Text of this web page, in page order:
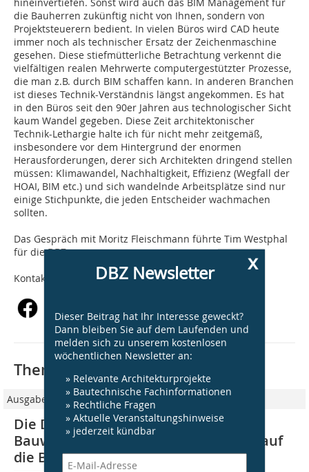
hineinvertiefen. Sonst wird auch das BIM Management für
die Bauherren zukünftig nicht von Ihnen, sondern von
Projektsteuerern bedient. In vielen Büros wird CAD heute
immer noch als technischer Ersatz der Zeichenmaschine
gesehen. Diese stiefmütterliche Betrachtung verkennt die
vielfältigen realen Mehrwerte computergestützter Prozesse,
die man z.B. durch BIM schaffen kann. In anderen Branchen
ist dieses Technik-Verständnis längst angekommen. Es hat
in den Büros seit den 90er Jahren aus technologischer Sicht
kaum Wandel gegeben. Diese Zeit architektonischer
Technik-Lethargie halte ich für nicht mehr zeitgemäß,
insbesondere vor dem Hintergrund der enormen
Herausforderungen, derer sich Architekten dringend stellen
müssen: Klimawandel, Nachhaltigkeit, Effizienz (Wegfall der
HOAI, BIM etc.) und sich wandelnde Arbeitsplätze sind nur
einige Stichpunkte, die jeden Entscheider wachmachen
sollten.
Das Gespräch mit Moritz Fleischmann führte Tim Westphal
für die DBZ.
Kontakt:
www.linkedin.com/in/mflei
x
DBZ Newsletter
Dieser Beitrag hat Ihr Interesse geweckt?
Dann bleiben Sie auf dem Laufenden und
melden sich zu unserem kostenlosen
wöchentlichen Newsletter an:
» Relevante Architekturprojekte
» Bautechnische Fachinformationen
» Rechtliche Fragen
» Aktuelle Veranstaltungshinweise
» jederzeit kündbar
Thematisch passende Artikel:
Ausgabe 01/2021
Die Digitale Transformation des
Bauwesens Status Quo und Ausblick auf
die Branche